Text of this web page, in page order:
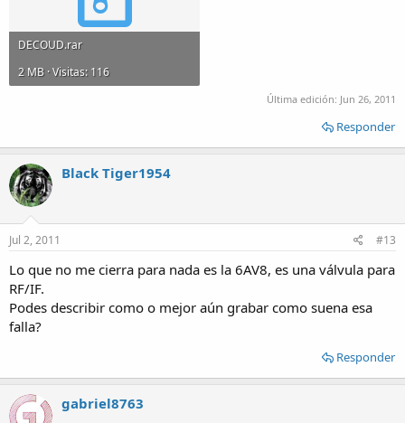
DECOUD.rar
2 MB · Visitas: 116
Última edición: Jun 26, 2011
Responder
Black Tiger1954
Jul 2, 2011 #13
Lo que no me cierra para nada es la 6AV8, es una válvula para
RF/IF.
Podes describir como o mejor aún grabar como suena esa
falla?
Responder
gabriel8763